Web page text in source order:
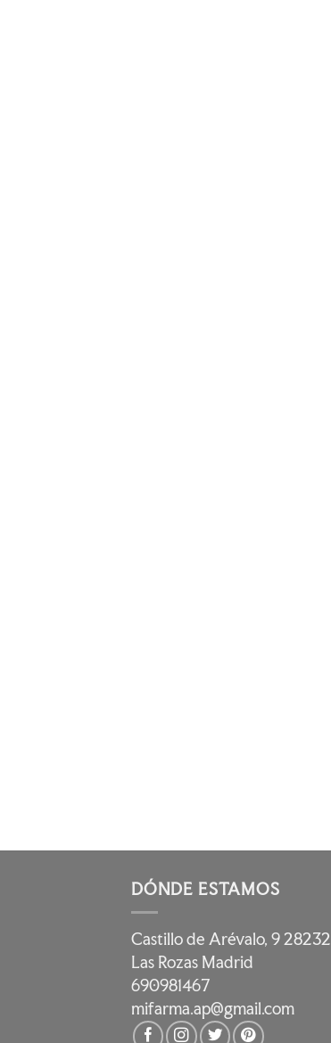
DÓNDE ESTAMOS
Castillo de Arévalo, 9 28232
Las Rozas Madrid
690981467
mifarma.ap@gmail.com